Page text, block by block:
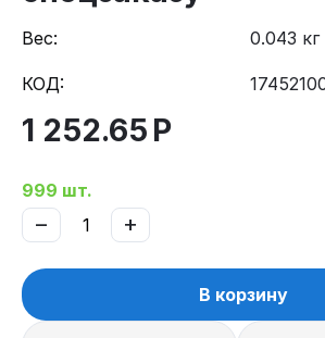
Вес: 0.043 кг
КОД:
1 252.65 Р
999 шт.
+
−
В корзину